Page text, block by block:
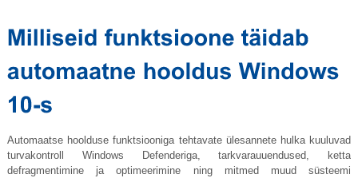
Automaatse hoolduse funktsiooniga tehtavate ülesannete hulka kuuluvad
turvakontroll Windows Defenderiga, tarkvarauuendused, ketta
defragmentimine ja optimeerimine ning mitmed muud süsteemi